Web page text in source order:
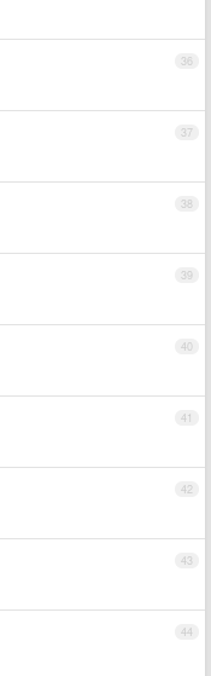
36
37
38
39
40
41
42
43
44